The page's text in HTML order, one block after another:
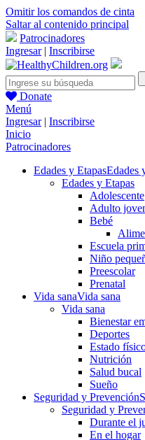
Omitir los comandos de cinta
Saltar al contenido principal
Patrocinadores
Ingresar| Inscribirse
Donate
Menú
Ingresar| Inscribirse
Inicio
Patrocinadores
Edades y EtapasEdades
Edades y Etapas
Adolescente
Adulto
Bebé
Escuela
Niño
Preescolar
Prenatal
Vida sanaVida sana
Vida sana
Bienestar
Deportes
Estado
Nutrición
Salud bucal
Sueño
Seguridad y Prevención
Seguridad y
Durante el
En el hogar